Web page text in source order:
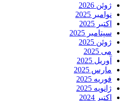
ژوئن 2026
نوامبر 2025
اکتبر 2025
سپتامبر 2025
ژوئن 2025
می 2025
آوریل 2025
مارس 2025
فوریه 2025
ژانویه 2025
اکتبر 2024